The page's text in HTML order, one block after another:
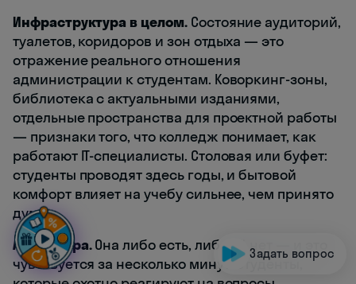
Инфраструктура в целом.Состояние аудиторий,
туалетов, коридоров и зон отдыха — это
отражение реального отношения
администрации к студентам. Коворкинг-зоны,
библиотека с актуальными изданиями,
отдельные пространства для проектной работы
— признаки того, что колледж понимает, как
работают IT-специалисты. Столовая или буфет:
студенты проводят здесь годы, и бытовой
комфорт влияет на учебу сильнее, чем принято
думать.
Атмосфера.Она либо есть, либо её нет — и это
чувствуется за несколько минут. Студенты,
Задать вопрос